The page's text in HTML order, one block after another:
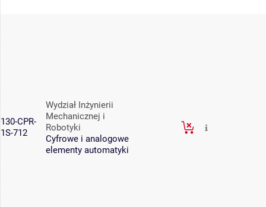
130-CPR-
1S-712
Wydział Inżynierii
Mechanicznej i
Robotyki
Cyfrowe i analogowe
elementy automatyki